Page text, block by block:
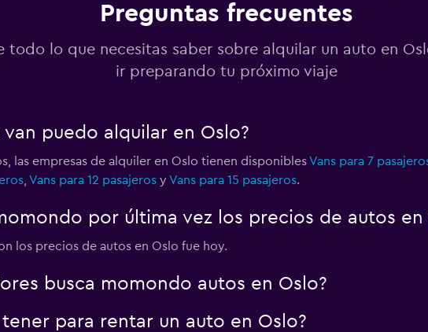
Ver precios
Ver precios
Preguntas frecuentes
todo lo que necesitas saber sobre alquilar un auto en
ir preparando tu próximo viaje
puedo alquilar en Oslo?
las empresas de alquiler en Oslo tienen disponiblesVans para 7
, Vans para 12 pasajerosy Vans para 15 pasajeros.
por última vez los precios de autos en
los precios de autos en Oslo fue hoy.
busca momondo autos en Oslo?
para rentar un auto en Oslo?